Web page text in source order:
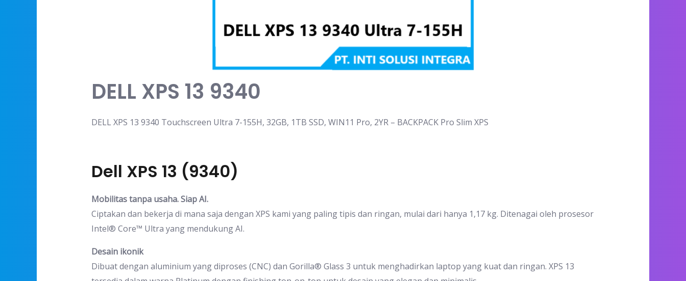
DELL XPS 13 9340
DELL XPS 13 9340 Touchscreen Ultra 7-155H, 32GB, 1TB SSD, WIN11 Pro, 2YR – BACKPACK Pro Slim XPS
Dell XPS 13 (9340)
Mobilitas tanpa usaha. Siap AI.
Ciptakan dan bekerja di mana saja dengan XPS kami yang paling tipis dan ringan, mulai dari hanya 1,17 kg. Ditenagai oleh prosesor
Intel® Core™ Ultra yang mendukung AI.
Desain ikonik
Dibuat dengan aluminium yang diproses (CNC) dan Gorilla® Glass 3 untuk menghadirkan laptop yang kuat dan ringan. XPS 13